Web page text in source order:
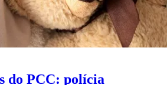
do PCC: polícia